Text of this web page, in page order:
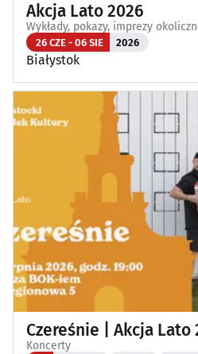
Akcja Lato 2026
Wykłady, pokazy, imprezy
26 CZE - 06 SIE 2026
Białystok
Czereśnie | Akcja Lato
Koncerty